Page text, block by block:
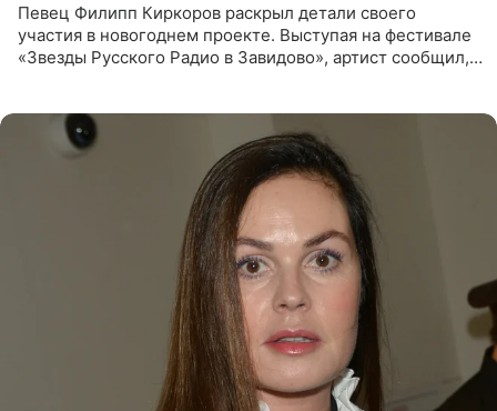
Певец Филипп Киркоров раскрыл детали своего
участия в новогоднем проекте. Выступая на фестивале
«Звезды Русского Радио в Завидово», артист сообщил,